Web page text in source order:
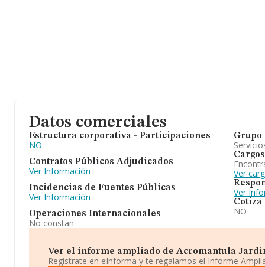
Datos comerciales
Estructura corporativa - Participaciones
NO
Contratos Públicos Adjudicados
Ver Información
Incidencias de Fuentes Públicas
Ver Información
Operaciones Internacionales
No constan
Grupo
Cargos
Ver
Ver
Cotiza
NO
Ver el informe ampliado de Acromantula
Regístrate en eInforma y te regalamos el Informe